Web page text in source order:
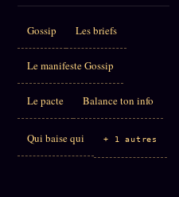
Gossip Les briefs
Le manifeste Gossip
Le pacte Balance ton info
Qui baise qui + 1 autres